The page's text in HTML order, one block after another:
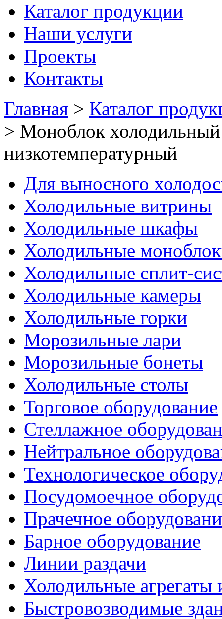
Каталог продукции
Наши услуги
Проекты
Контакты
Главная > Каталог
> Моноблок
низкотемпературный
Для выносного
Холодильные витрины
Холодильные шкафы
Холодильные
Холодильные сплит-
Холодильные камеры
Холодильные горки
Морозильные лари
Морозильные бонеты
Холодильные столы
Торговое оборудование
Стеллажное
Нейтральное
Технологическое
Посудомоечное
Прачечное
Барное оборудование
Линии раздачи
Холодильные агрегаты
Быстровозводимые